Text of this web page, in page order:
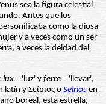
sea la figura celestial
Antes que los
como la diosa
y a veces como un ser
a veces la deidad del
lux = 'luz' y ferre = 'llevar',
latín y Σείριος o Seirios en
boreal, esta estrella,